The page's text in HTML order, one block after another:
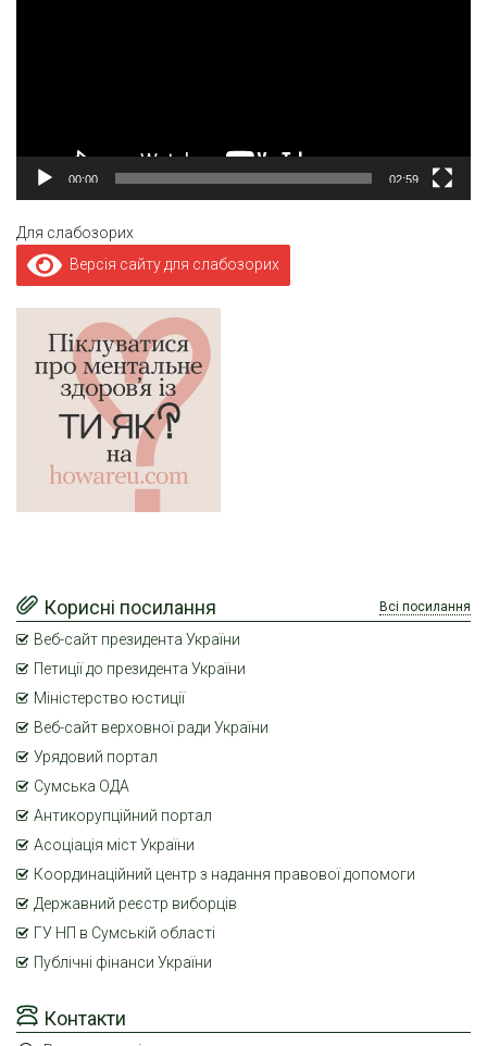
00:00 02:59
Для слабозорих
Версія сайту для слабозорих
Контакти
Корисні посилання Всі посилання
Веб-сайт президента України
Петиції до президента України
Міністерство юстиції
Веб-сайт верховної ради України
Урядовий портал
Сумська ОДА
Антикорупційний портал
Асоціація міст України
Координаційний центр з надання правової допомоги
Державний реєстр виборців
ГУ НП в Сумській області
Публічні фінанси України